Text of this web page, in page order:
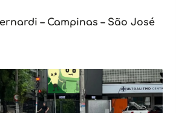
– Campinas – São José